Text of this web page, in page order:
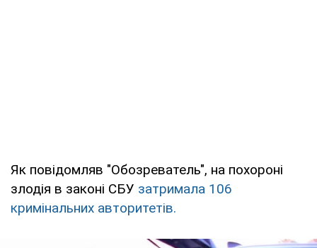
Як повідомляв "Обозреватель", на похороні
злодія в законі СБУ затримала 106
кримінальних авторитетів.